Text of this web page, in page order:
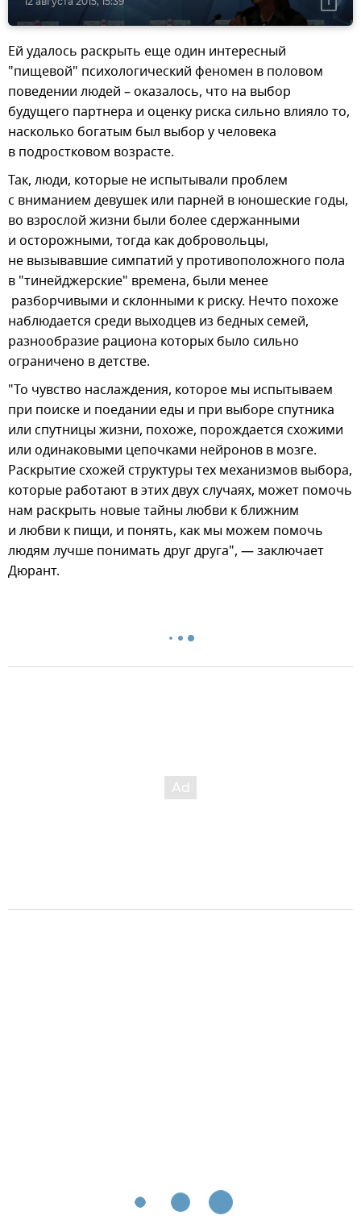
Ей удалось раскрыть еще один интересный
"пищевой" психологический феномен в половом
поведении людей – оказалось, что на выбор
будущего партнера и оценку риска сильно влияло то,
насколько богатым был выбор у человека
в подростковом возрасте.
Так, люди, которые не испытывали проблем
с вниманием девушек или парней в юношеские годы,
во взрослой жизни были более сдержанными
и осторожными, тогда как добровольцы,
не вызывавшие симпатий у противоположного пола
в "тинейджерские" времена, были менее
разборчивыми и склонными к риску. Нечто похоже
наблюдается среди выходцев из бедных семей,
разнообразие рациона которых было сильно
ограничено в детстве.
"То чувство наслаждения, которое мы испытываем
при поиске и поедании еды и при выборе спутника
или спутницы жизни, похоже, порождается схожими
или одинаковыми цепочками нейронов в мозге.
Раскрытие схожей структуры тех механизмов выбора,
которые работают в этих двух случаях, может помочь
нам раскрыть новые тайны любви к ближним
и любви к пищи, и понять, как мы можем помочь
людям лучше понимать друг друга", — заключает
Дюрант.